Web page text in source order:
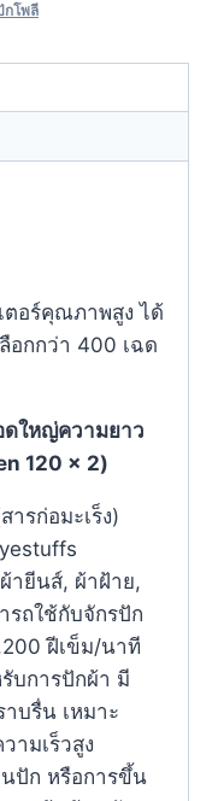
กโพลี
ตอร์คุณภาพสูง ได้
อกกว่า 400 เฉด
ดใหญ่ความยาว
120 x 2)
รก่อมะเร็ง)
ายีนส์, ผ้าฝ้าย,
รถใช้กับจักรปัก
ฝีเข็ม/นาที
บการปักผ้า มี
บรื่น เหมาะ
ามเร็วสูง
ปัก หรือการขึ้น